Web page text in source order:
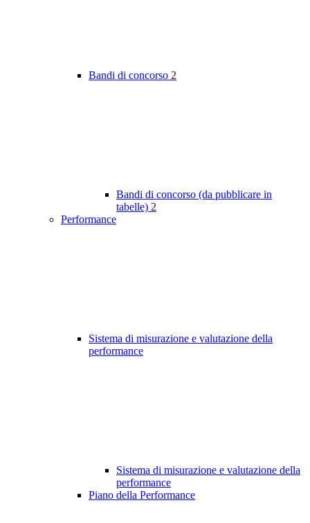
Bandi di concorso 2
Bandi di concorso (da pubblicare in
tabelle) 2
Performance
Sistema di misurazione e valutazione della
performance
Sistema di misurazione e valutazione della
performance
Piano della Performance